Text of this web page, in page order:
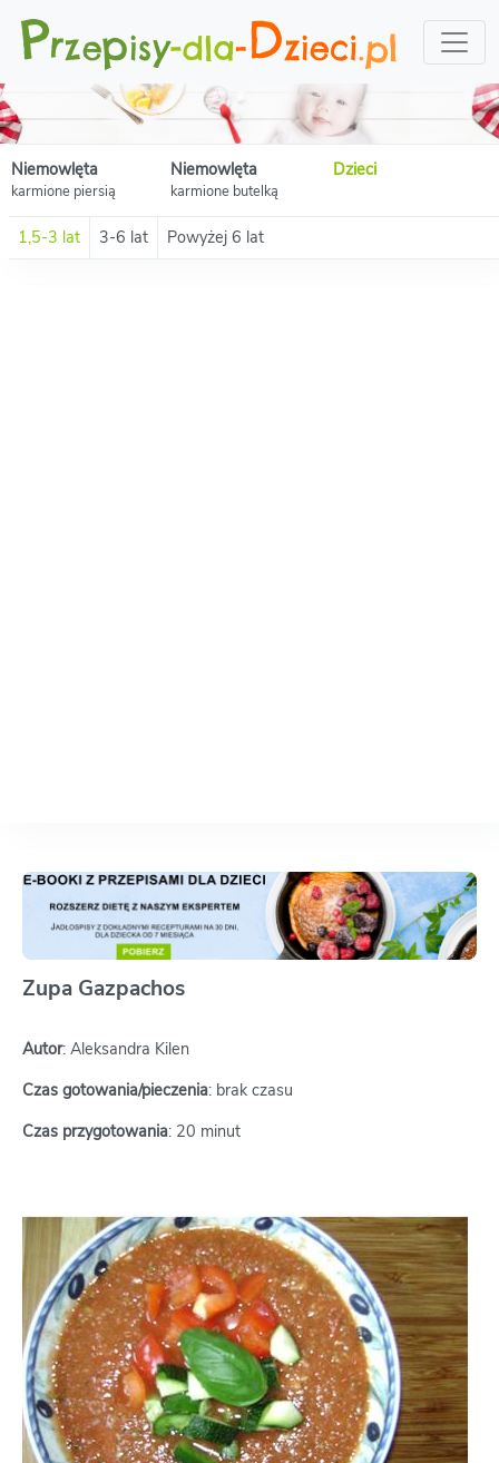
Niemowlęta
karmione piersią
Niemowlęta
karmione butelką
Dzieci
1,5-3 lat 3-6 lat Powyżej 6 lat
Zupa Gazpachos
Autor: Aleksandra Kilen
Czas gotowania/pieczenia: brak czasu
Czas przygotowania: 20 minut